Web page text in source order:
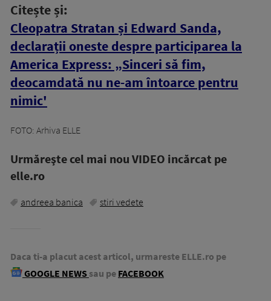
Citește și:
Cleopatra Stratan și Edward Sanda,
declarații oneste despre participarea la
America Express: „Sinceri să fim,
deocamdată nu ne-am întoarce pentru
nimic'
FOTO: Arhiva ELLE
Urmăreşte cel mai nou VIDEO incărcat pe
elle.ro
andreea banica stiri vedete
Daca ti-a placut acest articol, urmareste ELLE.ro pe
GOOGLE NEWS sau pe FACEBOOK